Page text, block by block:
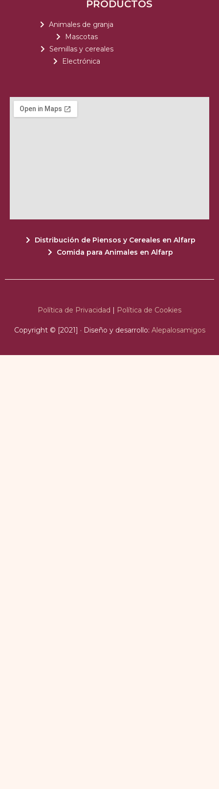
PRODUCTOS
Animales de granja
Mascotas
Semillas y cereales
Electrónica
Distribución de Piensos y Cereales en Alfarp
Comida para Animales en Alfarp
Política de Privacidad | Política de Cookies
Copyright © [2021] · Diseño y desarrollo: Alepalosamigos